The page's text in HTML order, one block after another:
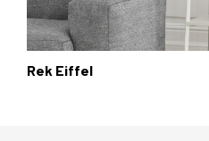
Rek Eiffel